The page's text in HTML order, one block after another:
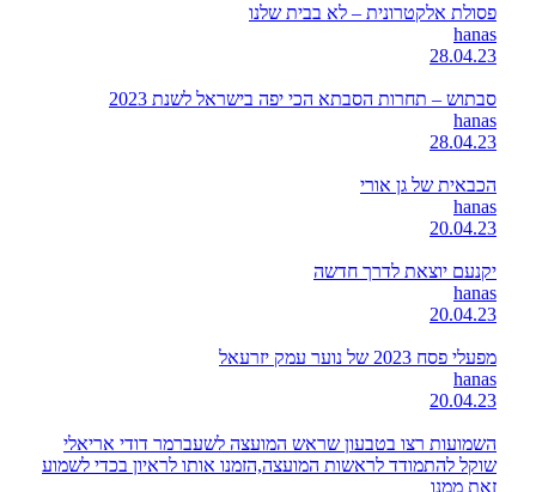
פסולת אלקטרונית – לא בבית שלנו
hanas
28.04.23
סבתוש – תחרות הסבתא הכי יפה בישראל לשנת 2023
hanas
28.04.23
הכבאית של גן אורי
hanas
20.04.23
יקנעם יוצאת לדרך חדשה
hanas
20.04.23
מפעלי פסח 2023 של נוער עמק יזרעאל
hanas
20.04.23
השמועות רצו בטבעון שראש המועצה לשעברמר דודי אריאלי
שוקל להתמודד לראשות המועצה,הזמנו אותו לראיון בכדי לשמוע
זאת ממנו